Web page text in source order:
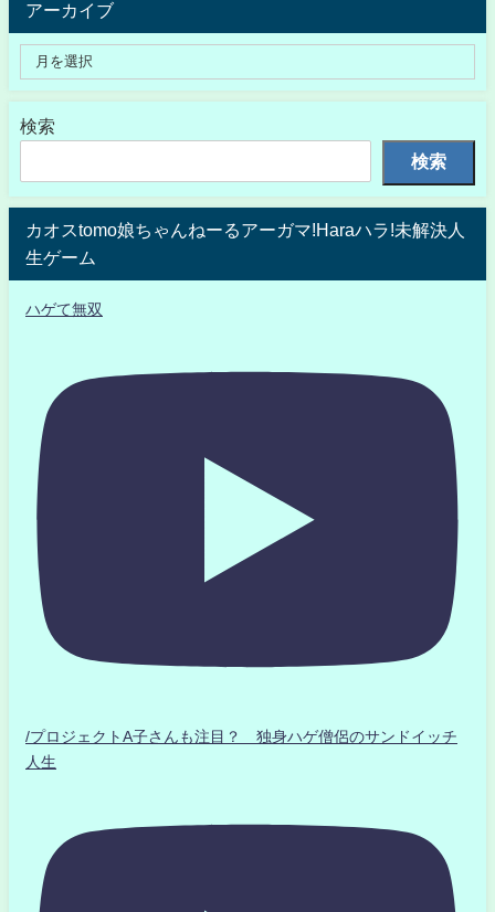
アーカイブ
検索
検索
カオスtomo娘ちゃんねーるアーガマ!Haraハラ!未解決人
生ゲーム
ハゲて無双
/プロジェクトA子さんも注目？ 独身ハゲ僧侶のサンドイッチ
人生